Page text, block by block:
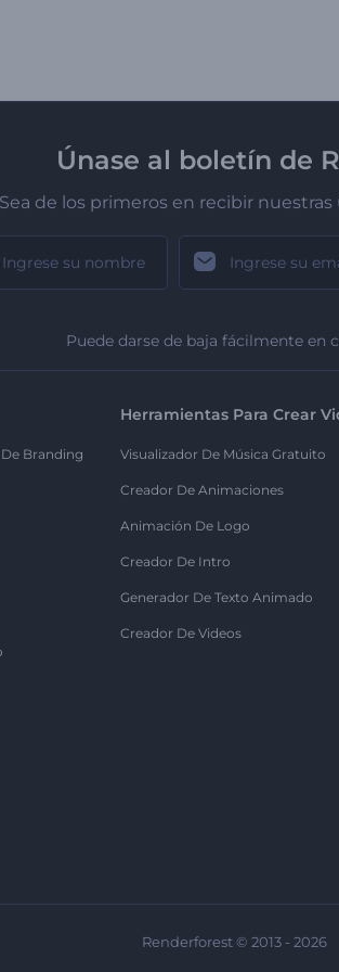
Únase al boletín de
Sea de los primeros en recibir
Puede darse de baja fácilmente en
Branding
Herramientas Para Crear
Visualizador De Música Gratuito
Creador De Animaciones
Animación De Logo
Creador De Intro
Generador De Texto Animado
Creador De Videos
Renderforest © 2013 - 2026